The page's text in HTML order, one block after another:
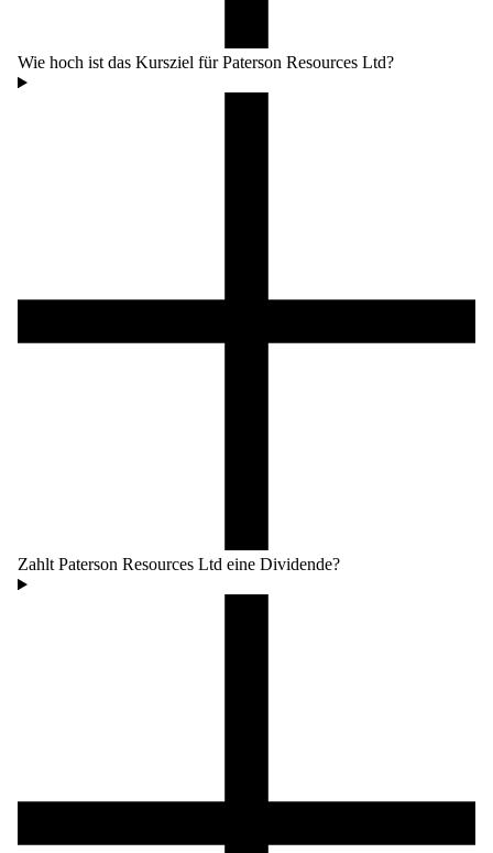
Wie hoch ist das Kursziel für Paterson Resources Ltd?
Zahlt Paterson Resources Ltd eine Dividende?